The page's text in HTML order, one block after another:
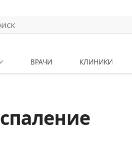
ВРАЧИ КЛИНИКИ